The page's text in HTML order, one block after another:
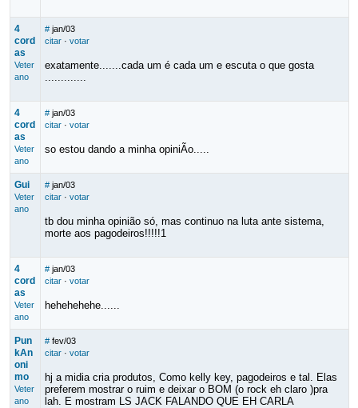
4
cord
as
Veter
ano
# jan/03
citar· votar
exatamente.......cada um é cada um e escuta o que gosta
.............
4
cord
as
Veter
ano
# jan/03
citar· votar
so estou dando a minha opiniÃo.....
Gui
Veter
ano
# jan/03
citar· votar
tb dou minha opinião só, mas continuo na luta ante sistema,
morte aos pagodeiros!!!!!1
4
cord
as
Veter
ano
# jan/03
citar· votar
hehehehehe......
Pun
kAn
oni
mo
Veter
ano
# fev/03
citar· votar
hj a midia cria produtos, Como kelly key, pagodeiros e tal. Elas
preferem mostrar o ruim e deixar o BOM (o rock eh claro )pra
lah. E mostram LS JACK FALANDO QUE EH CARLA